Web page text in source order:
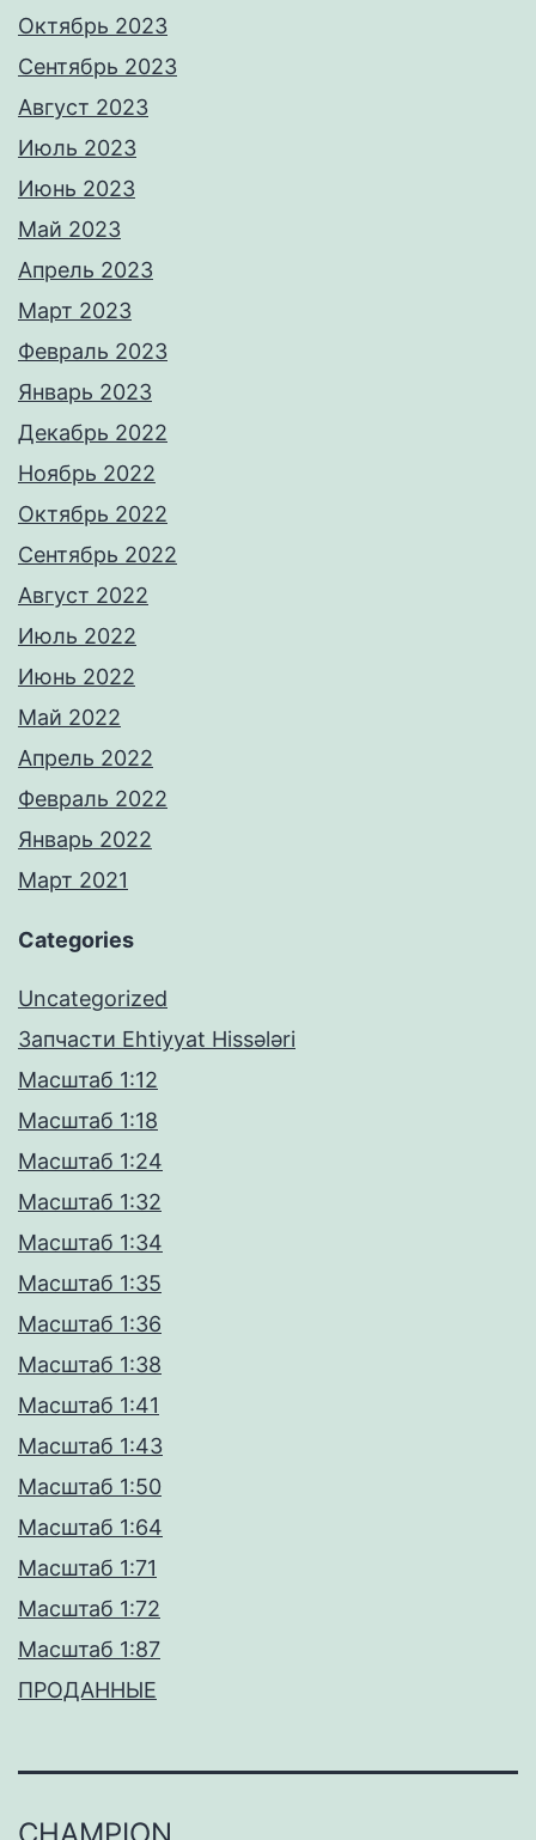
Октябрь 2023
Сентябрь 2023
Август 2023
Июль 2023
Июнь 2023
Май 2023
Апрель 2023
Март 2023
Февраль 2023
Январь 2023
Декабрь 2022
Ноябрь 2022
Октябрь 2022
Сентябрь 2022
Август 2022
Июль 2022
Июнь 2022
Май 2022
Апрель 2022
Февраль 2022
Январь 2022
Март 2021
Categories
Uncategorized
Запчасти Ehtiyyat Hissələri
Масштаб 1:12
Масштаб 1:18
Масштаб 1:24
Масштаб 1:32
Масштаб 1:34
Масштаб 1:35
Масштаб 1:36
Масштаб 1:38
Масштаб 1:41
Масштаб 1:43
Масштаб 1:50
Масштаб 1:64
Масштаб 1:71
Масштаб 1:72
Масштаб 1:87
ПРОДАННЫЕ